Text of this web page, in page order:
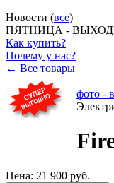
Новости (все)
ПЯТНИЦА -
Как купить?
Почему у нас?
← Все товары
фото -
Цена: 21 900 руб.